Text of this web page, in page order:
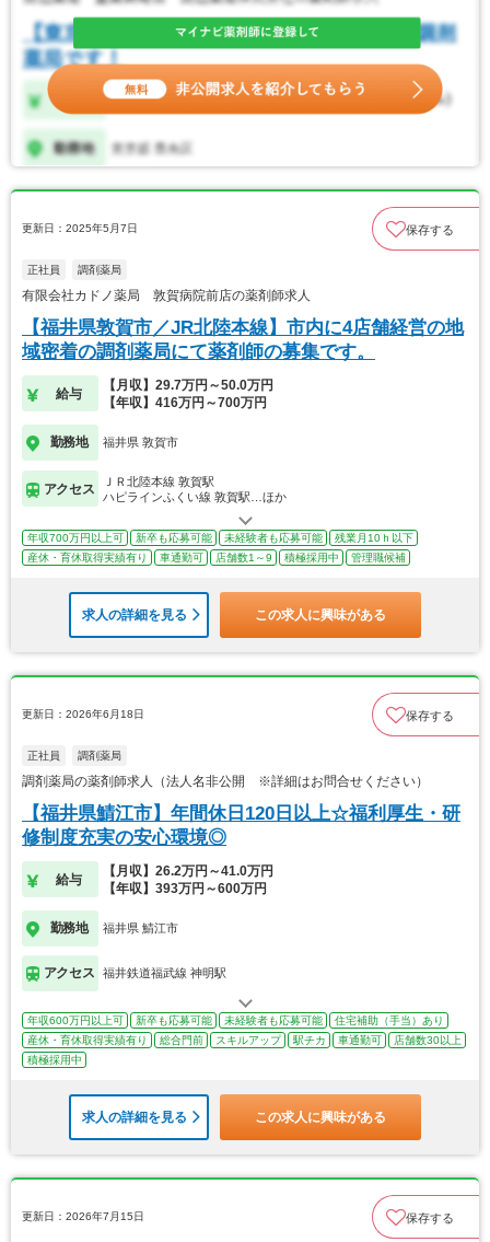
更新日：2025年5月7日 保存する
正社員 調剤薬局
有限会社カドノ薬局 敦賀病院前店の薬剤師求人
【福井県敦賀市／JR北陸本線】市内に4店舗経営の地
域密着の調剤薬局にて薬剤師の募集です。
給与
【月収】29.7万円～50.0万円
【年収】416万円～700万円
勤務地 福井県 敦賀市
アクセス
ＪＲ北陸本線 敦賀駅
ハピラインふくい線 敦賀駅…ほか
年収700万円以上可 新卒も応募可能 未経験者も応募可能
残業月10ｈ以下
産休・育休取得実績有り
車通勤可 店舗数1～9 積極採用中 管理職候補
求人の詳細を見る この求人に興味がある
更新日：2026年6月18日 保存する
正社員 調剤薬局
調剤薬局の薬剤師求人（法人名非公開 ※詳細はお問合せください）
【福井県鯖江市】年間休日120日以上☆福利厚生・研
修制度充実の安心環境◎
給与
【月収】26.2万円～41.0万円
【年収】393万円～600万円
勤務地 福井県 鯖江市
アクセス 福井鉄道福武線 神明駅
年収600万円以上可 新卒も応募可能 未経験者も応募可能
住宅補助（手当）あり
産休・育休取得実績有り
総合門前 スキルアップ 駅チカ 車通勤可
店舗数30以上
積極採用中
求人の詳細を見る この求人に興味がある
更新日：2026年7月15日 保存する